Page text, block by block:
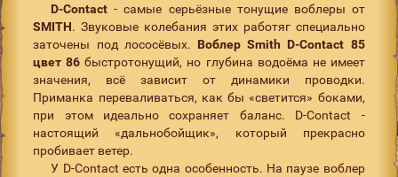
D-Contact - самые серьёзные тонущие воблеры от
SMITH. Звуковые колебания этих работяг специально
заточены под лососёвых. Воблер Smith D-Contact 85
цвет 86 быстротонущий, но глубина водоёма не имеет
значения, всё зависит от динамики проводки.
Приманка переваливаться, как бы «светится» боками,
при этом идеально сохраняет баланс. D-Contact -
настоящий «дальнобойщик», который прекрасно
пробивает ветер.
У D-Contact есть одна особенность. На паузе воблер